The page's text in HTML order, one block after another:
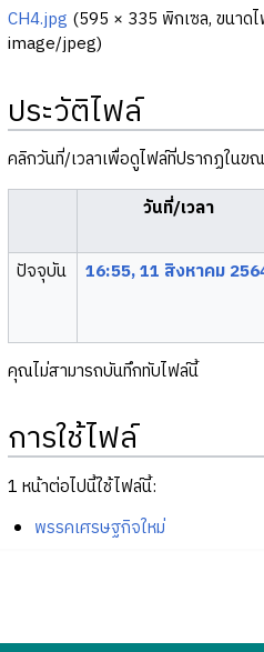
CH4.jpg (595 × 335 พิกเซล, ขนาด
image/jpeg)
ประวัติไฟล์
คลิกวันที่/เวลาเพื่อดูไฟล์ที่ปรากฏในข
วันที่/เวลา
ปัจจุบัน 16:55, 11 สิงหาคม
คุณไม่สามารถบันทึกทับไฟล์นี้
การใช้ไฟล์
1 หน้าต่อไปนี้ใช้ไฟล์นี้:
พรรคเศรษฐกิจใหม่